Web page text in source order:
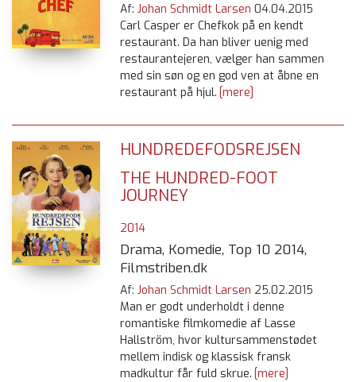
Af: Johan Schmidt Larsen 04.04.2015
Carl Casper er Chefkok på en kendt
restaurant. Da han bliver uenig med
restaurantejeren, vælger han sammen
med sin søn og en god ven at åbne en
restaurant på hjul. [mere]
HUNDREDEFODSREJSEN
THE HUNDRED-FOOT
JOURNEY
2014
Drama, Komedie, Top 10 2014,
Filmstriben.dk
Af: Johan Schmidt Larsen 25.02.2015
Man er godt underholdt i denne
romantiske filmkomedie af Lasse
Hallström, hvor kultursammenstødet
mellem indisk og klassisk fransk
madkultur får fuld skrue. [mere]